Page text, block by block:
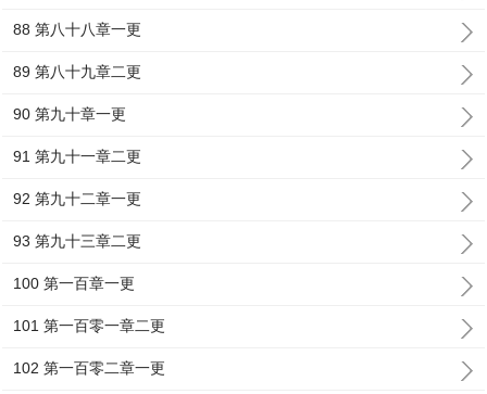
88 第八十八章一更
89 第八十九章二更
90 第九十章一更
91 第九十一章二更
92 第九十二章一更
93 第九十三章二更
100 第一百章一更
101 第一百零一章二更
102 第一百零二章一更